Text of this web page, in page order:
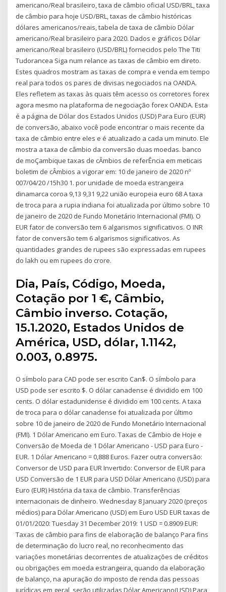
americano/Real brasileiro, taxa de câmbio oficial USD/BRL, taxa
de câmbio para hoje USD/BRL, taxas de câmbio históricas
dólares americanos/reais, tabela de taxa de câmbio Dólar
americano/Real brasileiro para 2020. Dados e gráficos Dólar
americano/Real brasileiro (USD/BRL) fornecidos pelo The Titi
Tudorancea Siga num relance as taxas de câmbio em direto.
Estes quadros mostram as taxas de compra e venda em tempo
real para todos os pares de divisas negociados na OANDA.
Eles refletem as taxas às quais têm acesso os corretores forex
agora mesmo na plataforma de negociação forex OANDA. Esta
é a página de Dólar dos Estados Unidos (USD) Para Euro (EUR)
de conversão, abaixo você pode encontrar o mais recente da
taxa de câmbio entre eles e é atualizado a cada um minuto. Ele
mostra a taxa de câmbio da conversão duas moedas. banco
de moÇambique taxas de cÂmbios de referÊncia em meticais
boletim de cÂmbios a vigorar em: 10 de janeiro de 2020 nº
007/04/20 /15h30 1. por unidade de moeda estrangeira
dinamarca coroa 9,13 9,31 9,22 união europeia euro 68 A taxa
de troca para a rupia indiana foi atualizada por último sobre 10
de janeiro de 2020 de Fundo Monetário Internacional (FMI). O
EUR fator de conversão tem 6 algarismos significativos. O INR
fator de conversão tem 6 algarismos significativos. As
quantidades grandes de rupees são expressadas em rupees
do lakh ou em rupees do crore.
Dia, País, Código, Moeda,
Cotação por 1 €, Câmbio,
Câmbio inverso. Cotação,
15.1.2020, Estados Unidos de
América, USD, dólar, 1.1142,
0.003, 0.8975.
O símbolo para CAD pode ser escrito Can$. O símbolo para
USD pode ser escrito $. O dólar canadense é dividido em 100
cents. O dólar estadunidense é dividido em 100 cents. A taxa
de troca para o dólar canadense foi atualizada por último
sobre 10 de janeiro de 2020 de Fundo Monetário Internacional
(FMI). 1 Dólar Americano em Euro. Taxas de Câmbio de Hoje e
Conversão de Moeda de 1 Dólar Americano - USD para Euro -
EUR. 1 Dólar Americano = 0,888 Euros. Fazer outra conversão:
Conversor de USD para EUR Invertido: Conversor de EUR para
USD Conversão de 1 EUR para USD Dólar Americano (USD) para
Euro (EUR) História da taxa de câmbio. Transferências
internacionais de dinheiro. Wednesday 8 January 2020 (preços
médios) para Dólar Americano (USD) em Euro USD EUR taxas de
01/01/2020: Tuesday 31 December 2019: 1 USD = 0.8909 EUR:
Taxas de câmbio para fins de elaboração de balanço Para fins
de determinação do lucro real, no reconhecimento das
variações monetárias decorrentes de atualizações de créditos
ou obrigações em moeda estrangeira, quando da elaboração
de balanço, na apuração do imposto de renda das pessoas
jurídicas em geral, serão utilizadas Dólar Americano(USD) Para